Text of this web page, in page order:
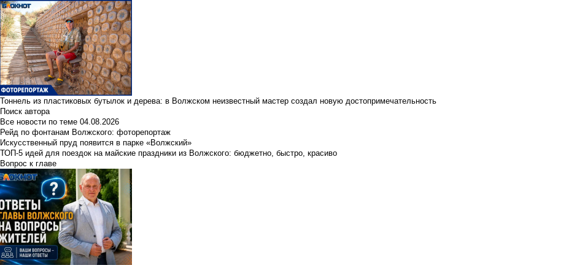
Тоннель из пластиковых бутылок и дерева: в Волжском неизвестный мастер создал новую достопримечательность
Поиск автора
Все новости по теме 04.08.2026
Рейд по фонтанам Волжского: фоторепортаж
Искусственный пруд появится в парке «Волжский»
ТОП-5 идей для поездок на майские праздники из Волжского: бюджетно, быстро, красиво
Вопрос к главе